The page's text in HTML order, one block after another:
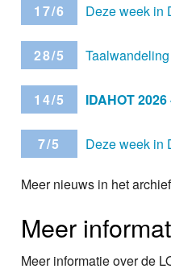
17/6 Deze week in
28/5 Taalwandeling
14/5 IDAHOT
7/5 Deze week in
Meer nieuws in het
Meer
Meer informatie over de